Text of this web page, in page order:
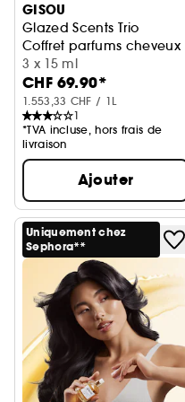
GISOU
Glazed Scents Trio
Coffret parfums cheveux
3 x 15 ml
CHF 69.90*
1.553,33 CHF / 1L
1
*TVA incluse, hors frais de
livraison
Ajouter
Uniquement chez
Sephora**